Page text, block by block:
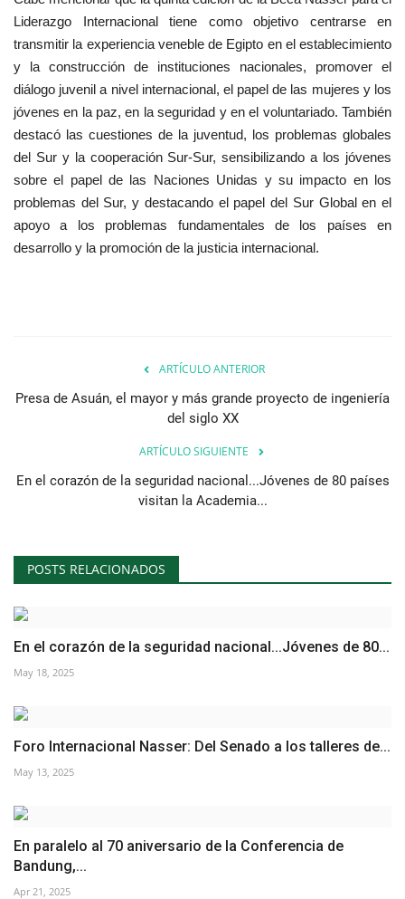
Liderazgo Internacional tiene como objetivo centrarse en
transmitir la experiencia veneble de Egipto en el establecimiento
y la construcción de instituciones nacionales, promover el
diálogo juvenil a nivel internacional, el papel de las mujeres y los
jóvenes en la paz, en la seguridad y en el voluntariado. También
destacó las cuestiones de la juventud, los problemas globales
del Sur y la cooperación Sur-Sur, sensibilizando a los jóvenes
sobre el papel de las Naciones Unidas y su impacto en los
problemas del Sur, y destacando el papel del Sur Global en el
apoyo a los problemas fundamentales de los países en
desarrollo y la promoción de la justicia internacional.
ARTÍCULO ANTERIOR
Presa de Asuán, el mayor y más grande proyecto de ingeniería
del siglo XX
ARTÍCULO SIGUIENTE
En el corazón de la seguridad nacional...Jóvenes de 80 países
visitan la Academia...
POSTS RELACIONADOS
En el corazón de la seguridad nacional...Jóvenes de 80...
May 18, 2025
Foro Internacional Nasser: Del Senado a los talleres de...
May 13, 2025
En paralelo al 70 aniversario de la Conferencia de
Bandung,...
Apr 21, 2025